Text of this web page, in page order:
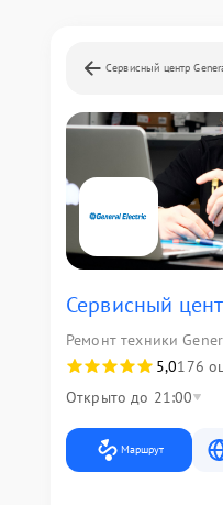
Сервисный центр
Сервисный
Ремонт техники
5,0176
Открыто до 21:00
Маршрут